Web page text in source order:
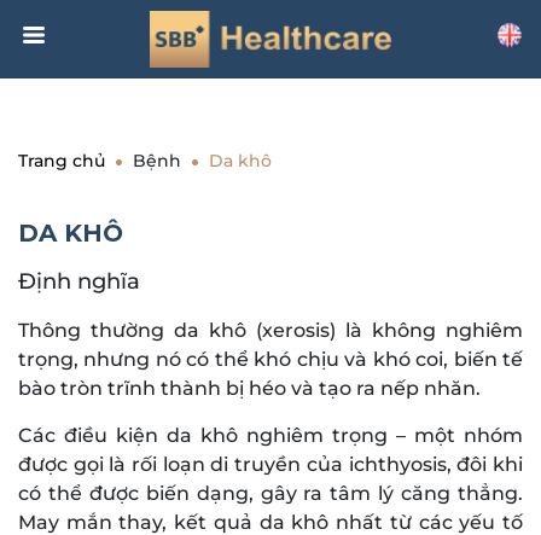
Trang chủ Bệnh Da khô
DA KHÔ
Định nghĩa
Thông thường da khô (xerosis) là không nghiêm
trọng, nhưng nó có thể khó chịu và khó coi, biến tế
bào tròn trĩnh thành bị héo và tạo ra nếp nhăn.
Các điều kiện da khô nghiêm trọng – một nhóm
được gọi là rối loạn di truyền của ichthyosis, đôi khi
có thể được biến dạng, gây ra tâm lý căng thẳng.
May mắn thay, kết quả da khô nhất từ các yếu tố